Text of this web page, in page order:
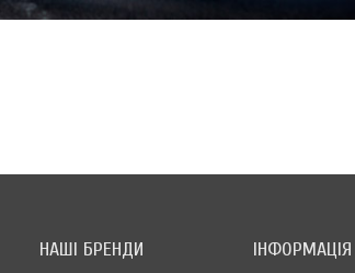
НАШІ БРЕНДИ ІНФОРМАЦІЯ